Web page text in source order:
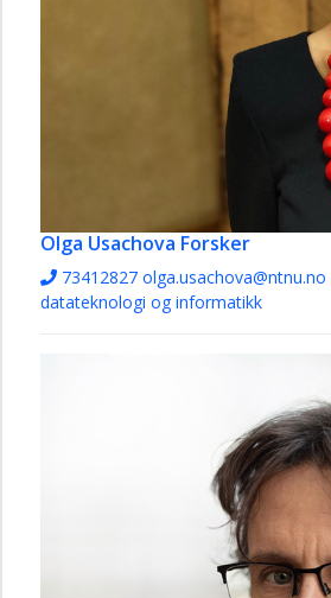
Olga Usachova Forsker
73412827 olga.usachova@ntnu.no
datateknologi og informatikk